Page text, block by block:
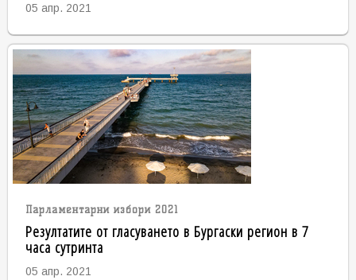
05 апр. 2021
Парламентарни избори 2021
Резултатите от гласуването в Бургаски регион в 7
часа сутринта
05 апр. 2021